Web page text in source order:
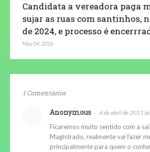
Candidata a vereadora paga
sujar as ruas com santinhos,
de 2024, e processo é
May 04, 2026
1 Comentários
Anonymous 6 de abril de 2011
Ficaremos muito sentido com a
Magistrado, realmente vai fazer
principalmente para quem o